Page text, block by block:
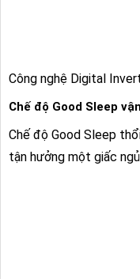
Công nghệ Digital
Chế độ Good Sleep
Chế độ Good Sleep
tận hưởng một giấc